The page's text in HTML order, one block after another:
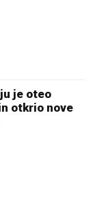
je oteo
otkrio nove